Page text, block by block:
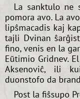
La sanktulo ne
pomora avo. La
lipŝmacadis kaj
tajli Dvinan
fino, venis en la
Eŭtimio Gridnev.
Aksenoviĉ, ili
duonstofo da
Post la fiŝsupo